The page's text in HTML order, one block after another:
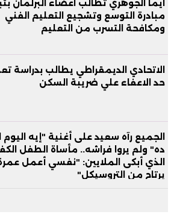
ايما الجوهري تطالب اعضاء البرلمان
مبادرة التوسع وتشجيع التعليم الفني
ومكافحة التسرب من التعليم
الاتحادي الديمقراطي يطالب بدراسة
حد الاعفاء علي ضريبة السكن
الجميع رآه سعيد على أغنية "إيه اليوم
ده" ولم يروا فراشه.. مأساة الطفل
الذي أبكى الملايين: "نفسي أعمل عمرة
يرتاح من التروسيكل"